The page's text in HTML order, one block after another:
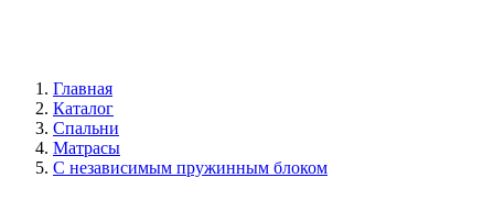
Главная
Каталог
Спальни
Матрасы
С независимым пружинным блоком